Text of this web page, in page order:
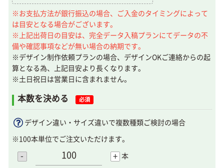
※お支払方法が銀行振込の場合、ご入金のタイミングによって
は目安となる場合がございます。
※上記出荷日の目安は、完全データ入稿プランにてデータの不
備や確認事項などが無い場合の納期です。
※デザイン制作依頼プランの場合、デザインOKご連絡からの起
算となる為、上記目安より長くなります。
※土日祝日は営業日に含まれません。
本数を決める 必須
デザイン違い・サイズ違いで複数種類ご検討の場合
※100本単位でご注文いただけます。
- + 本